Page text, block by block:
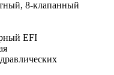
8-клапанный
EFI